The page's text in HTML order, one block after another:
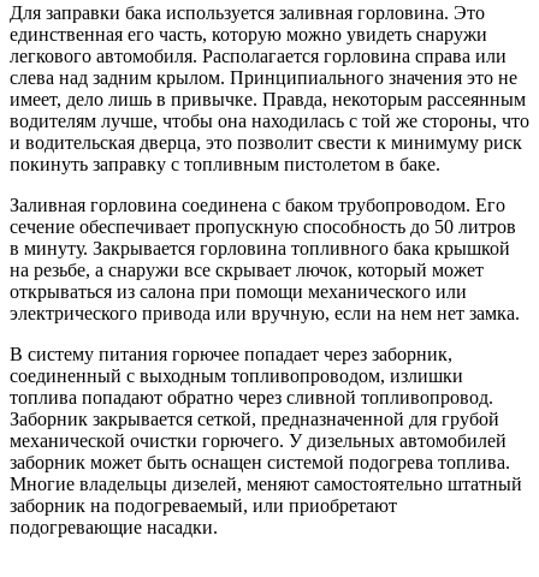
Для заправки бака используется заливная горловина. Это
единственная его часть, которую можно увидеть снаружи
легкового автомобиля. Располагается горловина справа или
слева над задним крылом. Принципиального значения это не
имеет, дело лишь в привычке. Правда, некоторым рассеянным
водителям лучше, чтобы она находилась с той же стороны, что
и водительская дверца, это позволит свести к минимуму риск
покинуть заправку с топливным пистолетом в баке.
Заливная горловина соединена с баком трубопроводом. Его
сечение обеспечивает пропускную способность до 50 литров
в минуту. Закрывается горловина топливного бака крышкой
на резьбе, а снаружи все скрывает лючок, который может
открываться из салона при помощи механического или
электрического привода или вручную, если на нем нет замка.
В систему питания горючее попадает через заборник,
соединенный с выходным топливопроводом, излишки
топлива попадают обратно через сливной топливопровод.
Заборник закрывается сеткой, предназначенной для грубой
механической очистки горючего. У дизельных автомобилей
заборник может быть оснащен системой подогрева топлива.
Многие владельцы дизелей, меняют самостоятельно штатный
заборник на подогреваемый, или приобретают
подогревающие насадки.